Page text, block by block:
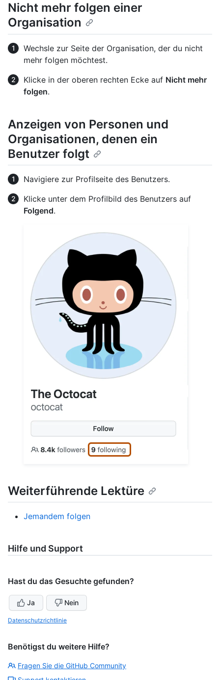
Nicht mehr folgen einer
Organisation
Wechsle zur Seite der Organisation, der du nicht
mehr folgen möchtest.
Klicke in der oberen rechten Ecke auf Nicht mehr
folgen.
Anzeigen von Personen und
Organisationen, denen ein
Benutzer folgt
Navigiere zur Profilseite des Benutzers.
Klicke unter dem Profilbild des Benutzers auf
Folgend.
Weiterführende Lektüre
Jemandem folgen
Hilfe und Support
Hast du das Gesuchte gefunden?
Ja Nein
Datenschutzrichtlinie
Benötigst du weitere Hilfe?
Fragen Sie die GitHub Community